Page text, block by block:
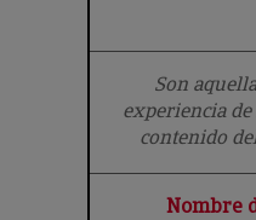
Son
experiencia
contenido
Nombre